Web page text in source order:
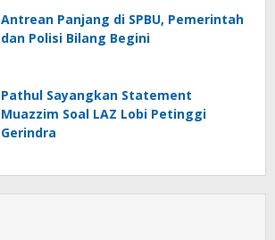
Antrean Panjang di SPBU, Pemerintah
dan Polisi Bilang Begini
Pathul Sayangkan Statement
Muazzim Soal LAZ Lobi Petinggi
Gerindra